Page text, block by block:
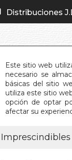
Este sitio web
necesario se
básicas del sitio
utiliza este sitio
opción de optar
afectar su
Imprescindibles
Distribuciones